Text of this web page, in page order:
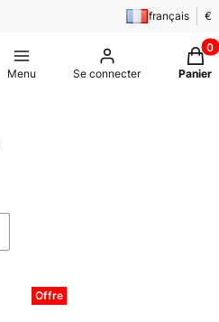
français €
Menu Se connecter Panier
Offre